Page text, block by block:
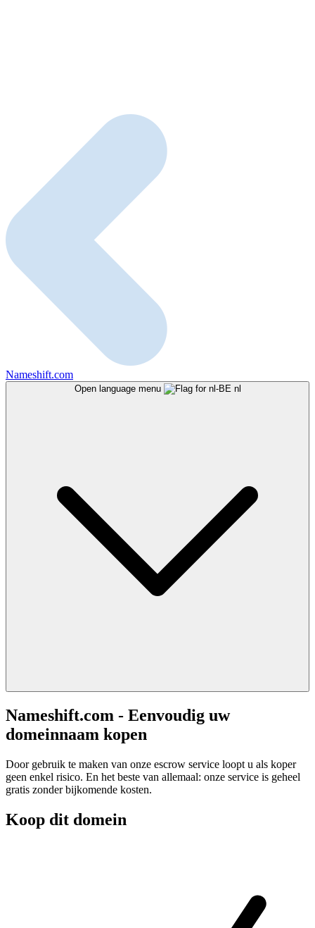
Nameshift.com
Open language menu nl
Nameshift.com - Eenvoudig uw
domeinnaam kopen
Door gebruik te maken van onze escrow service loopt u als koper
geen enkel risico. En het beste van allemaal: onze service is geheel
gratis zonder bijkomende kosten.
Koop dit domein